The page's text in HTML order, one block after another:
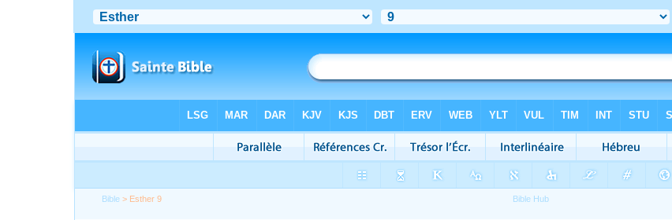
Bible > Esther 9